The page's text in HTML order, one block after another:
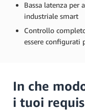
Bassa latenza
industriale smart
Controllo
essere configurati
In che
i tuoi